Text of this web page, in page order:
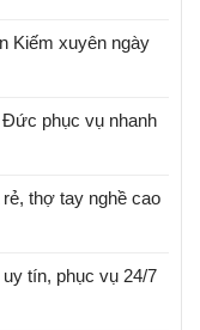
Kiếm xuyên ngày
phục vụ nhanh
thợ tay nghề cao
tín, phục vụ 24/7